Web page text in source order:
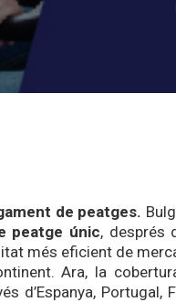
de peatges.
peatge únic, després
més eficient de
Ara, la
d’Espanya, Portugal,